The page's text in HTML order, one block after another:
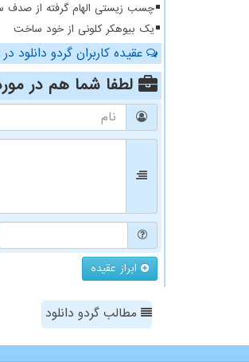
چسب زیستی الهام گرفته از صدف
یک بیوهکر کلونی از خود ساخت
عقیده کاربران گردو دانلود
لطفا شما هم در
ابراز عقیده
مطالب گردو دانلود